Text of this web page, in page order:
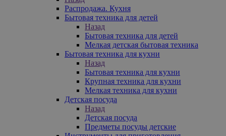
Распродажа. Кухня
Бытовая техника для детей
Назад
Бытовая техника для детей
Мелкая детская бытовая техника
Бытовая техника для кухни
Назад
Бытовая техника для кухни
Крупная техника для кухни
Мелкая техника для кухни
Детская посуда
Назад
Детская посуда
Предметы посуды детские